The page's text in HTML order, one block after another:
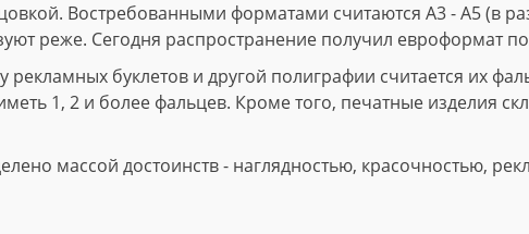
Востребованными форматами считаются А3 - А5 (в
реже. Сегодня распространение получил евроформат
буклетов и другой полиграфии считается их
1, 2 и более фальцев. Кроме того, печатные изделия
массой достоинств - наглядностью, красочностью,